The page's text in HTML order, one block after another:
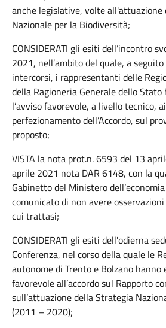
anche legislative, volte all'attuazione
Nazionale per la Biodiversità;
CONSIDERATI gli esiti dell’incontro
2021, nell’ambito del quale, a
intercorsi, i rappresentanti delle
della Ragioneria Generale dello Stato
l’avviso favorevole, a livello tecnico,
perfezionamento dell’Accordo, sul
proposto;
VISTA la nota prot.n. 6593 del 13
aprile 2021 nota DAR 6148, con la
Gabinetto del Ministero
comunicato di non avere
cui trattasi;
CONSIDERATI gli esiti dell'odierna
Conferenza, nel corso della quale le
autonome di Trento e Bolzano hanno
favorevole all’accordo sul Rapporto
sull’attuazione della Strategia
(2011 – 2020);